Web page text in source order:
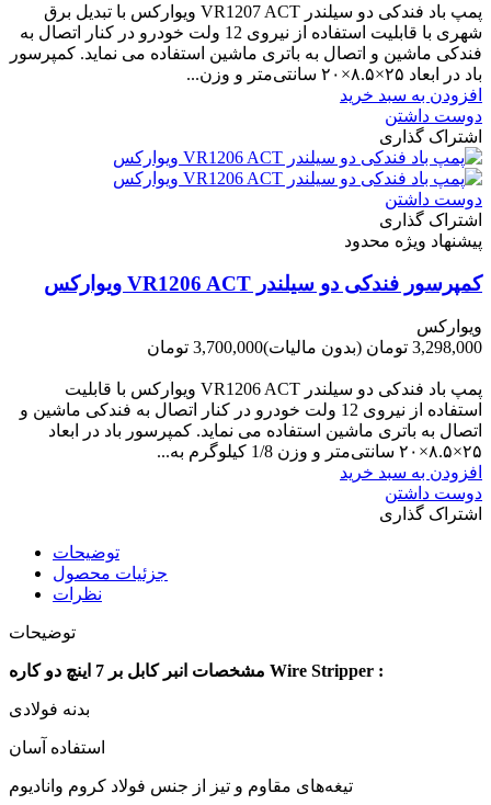
پمپ باد فندکی دو سیلندر VR1207 ACT ویوارکس با تبدیل برق
شهری با قابلیت استفاده از نیروی 12 ولت خودرو در کنار اتصال به
فندکی ماشین و اتصال به باتری ماشین استفاده می نماید. کمپرسور
باد در ابعاد ۲۵×۸.۵×۲۰ سانتی‌متر و وزن...
افزودن به سبد خرید
دوست داشتن
اشتراک گذاری
دوست داشتن
اشتراک گذاری
پیشنهاد ویژه محدود
کمپرسور فندکی دو سیلندر VR1206 ACT ویوارکس
ویوارکس
3,298,000 تومان
(بدون مالیات)3,700,000 تومان
پمپ باد فندکی دو سیلندر VR1206 ACT ویوارکس با قابلیت
استفاده از نیروی 12 ولت خودرو در کنار اتصال به فندکی ماشین و
اتصال به باتری ماشین استفاده می نماید. کمپرسور باد در ابعاد
۲۵×۸.۵×۲۰ سانتی‌متر و وزن 1/8 کیلوگرم به...
افزودن به سبد خرید
دوست داشتن
اشتراک گذاری
توضیحات
جزئیات محصول
نظرات
توضیحات
مشخصات انبر کابل بر 7 اینچ دو کاره Wire Stripper :
تیغه‌های مقاوم و تیز از جنس فولاد کروم وانادیوم